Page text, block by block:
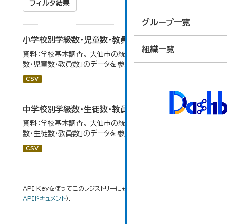
グループ一覧
組織一覧
フィルタ結果
小学校別学級数・児童数・教員数
資料：学校基本調査。 大仙市の統計「14-4 小学校別学級
数・児童数・教員数」のデータを参照しています。
CSV
中学校別学級数・生徒数・教員数
資料：学校基本調査。 大仙市の統計「14-6 中学校別学級
数・生徒数・教員数」のデータを参照しています。
CSV
API Keyを使ってこのレジストリーにもアクセス可能です
APIドキュメント).